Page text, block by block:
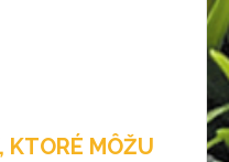
KTORÉ MÔŽU